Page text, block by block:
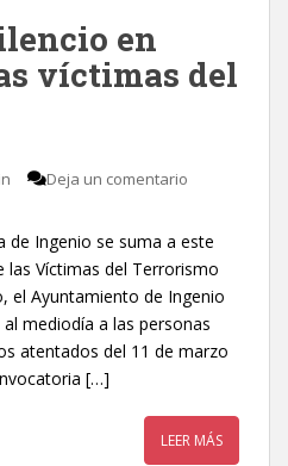
en
víctimas del
Deja un comentario
de Ingenio se suma a este
las Víctimas del Terrorismo
el Ayuntamiento de Ingenio
mediodía a las personas
atentados del 11 de marzo
[…]
LEER MÁS